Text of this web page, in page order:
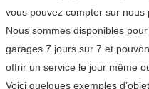
vous pouvez compter sur nous
Nous sommes disponibles
garages 7 jours sur 7 et
offrir un service le jour même
Voici quelques exemples